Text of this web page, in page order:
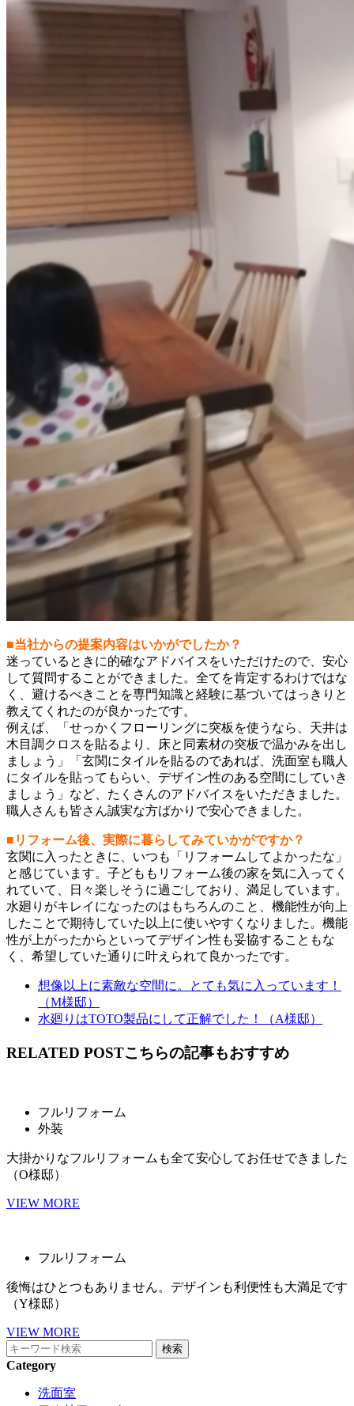
■当社からの提案内容はいかがでしたか？
迷っているときに的確なアドバイスをいただけたので、安心
して質問することができました。全てを肯定するわけではな
く、避けるべきことを専門知識と経験に基づいてはっきりと
教えてくれたのが良かったです。
例えば、「せっかくフローリングに突板を使うなら、天井は
木目調クロスを貼るより、床と同素材の突板で温かみを出し
ましょう」「玄関にタイルを貼るのであれば、洗面室も職人
にタイルを貼ってもらい、デザイン性のある空間にしていき
ましょう」など、たくさんのアドバイスをいただきました。
職人さんも皆さん誠実な方ばかりで安心できました。
■リフォーム後、実際に暮らしてみていかがですか？
玄関に入ったときに、いつも「リフォームしてよかったな」
と感じています。子どももリフォーム後の家を気に入ってく
れていて、日々楽しそうに過ごしており、満足しています。
水廻りがキレイになったのはもちろんのこと、機能性が向上
したことで期待していた以上に使いやすくなりました。機能
性が上がったからといってデザイン性も妥協することもな
く、希望していた通りに叶えられて良かったです。
想像以上に素敵な空間に。とても気に入っています！
（M様邸）
水廻りはTOTO製品にして正解でした！（A様邸）
RELATED POSTこちらの記事もおすすめ
フルリフォーム
外装
大掛かりなフルリフォームも全て安心してお任せできました
（O様邸）
VIEW MORE
フルリフォーム
後悔はひとつもありません。デザインも利便性も大満足です
（Y様邸）
VIEW MORE
Category
洗面室